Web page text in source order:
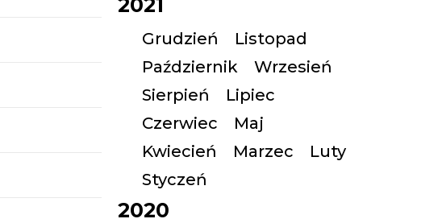
2021
Grudzień
Listopad
Październik
Wrzesień
Sierpień
Lipiec
Czerwiec
Maj
Kwiecień
Marzec
Luty
Styczeń
2020